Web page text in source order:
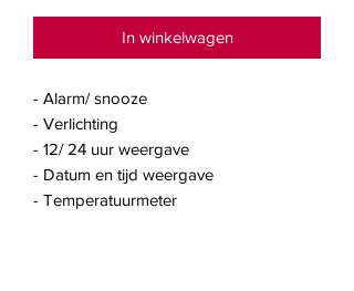
In winkelwagen
- Alarm/ snooze
- Verlichting
- 12/ 24 uur weergave
- Datum en tijd weergave
- Temperatuurmeter